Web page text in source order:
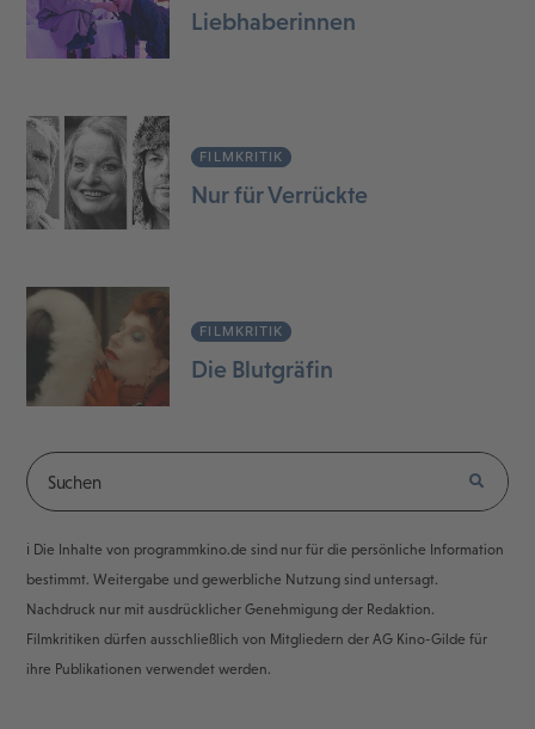
Liebhaberinnen
FILMKRITIK
Nur für Verrückte
FILMKRITIK
Die Blutgräfin
ℹ️ Die Inhalte von programmkino.de sind nur für die persönliche Information
bestimmt. Weitergabe und gewerbliche Nutzung sind untersagt.
Nachdruck nur mit ausdrücklicher Genehmigung der Redaktion.
Filmkritiken dürfen ausschließlich von Mitgliedern der AG Kino-Gilde für
ihre Publikationen verwendet werden.